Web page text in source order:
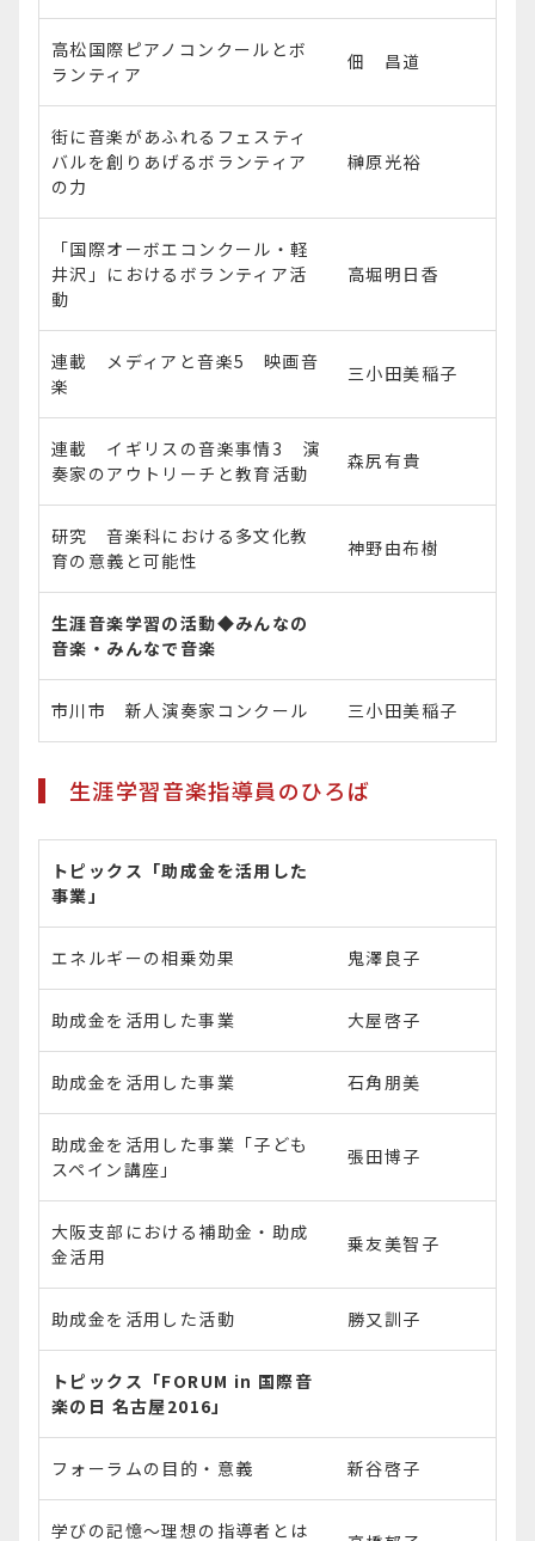
高松国際ピアノコンクールとボ
ランティア
佃 昌道
街に音楽があふれるフェスティ
バルを創りあげるボランティア
の力
榊原光裕
「国際オーボエコンクール・軽
井沢」におけるボランティア活
動
高堀明日香
連載 メディアと音楽5 映画音
楽
三小田美稲子
連載 イギリスの音楽事情3 演
奏家のアウトリーチと教育活動
森尻有貴
研究 音楽科における多文化教
育の意義と可能性
神野由布樹
生涯音楽学習の活動◆みんなの
音楽・みんなで音楽
市川市 新人演奏家コンクール 三小田美稲子
生涯学習音楽指導員のひろば
トピックス「助成金を活用した
事業」
エネルギーの相乗効果 鬼澤良子
助成金を活用した事業 大屋啓子
助成金を活用した事業 石角朋美
助成金を活用した事業「子ども
スペイン講座」
張田博子
大阪支部における補助金・助成
金活用
乗友美智子
助成金を活用した活動 勝又訓子
トピックス「FORUM in 国際音
楽の日 名古屋2016」
フォーラムの目的・意義 新谷啓子
学びの記憶～理想の指導者とは